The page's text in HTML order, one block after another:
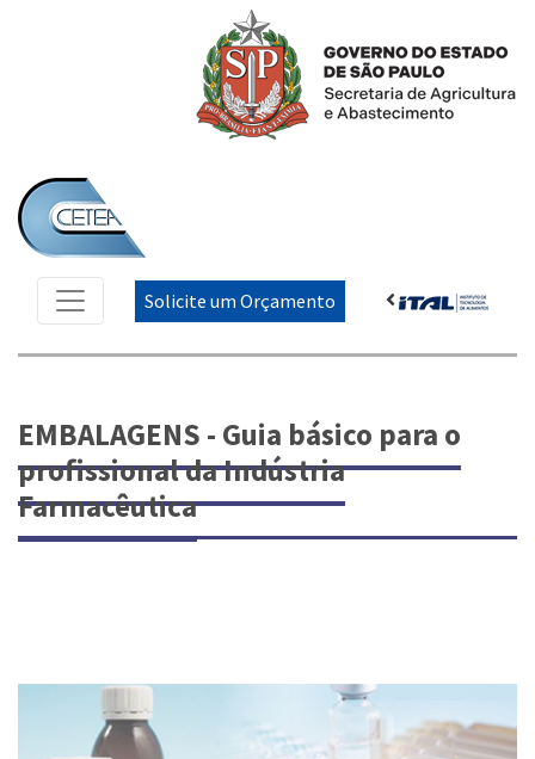
Solicite um Orçamento
EMBALAGENS - Guia básico para o
profissional da Indústria
Farmacêutica